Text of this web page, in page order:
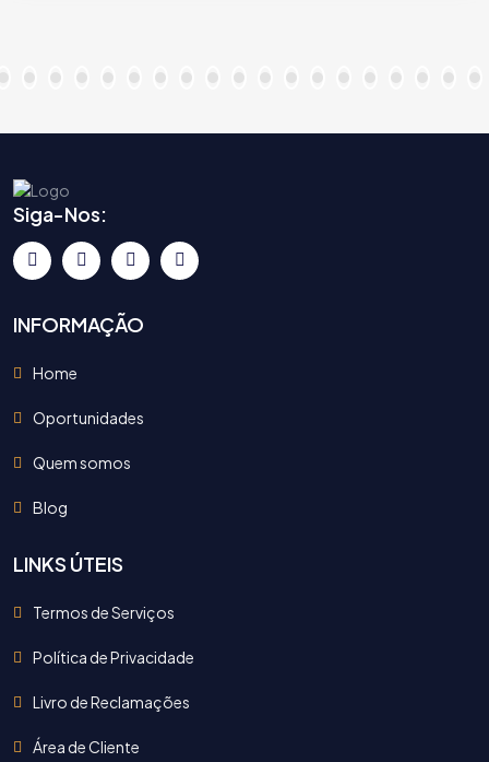
Siga-Nos:
INFORMAÇÃO
Home
Oportunidades
Quem somos
Blog
LINKS ÚTEIS
Termos de Serviços
Política de Privacidade
Livro de Reclamações
Área de Cliente